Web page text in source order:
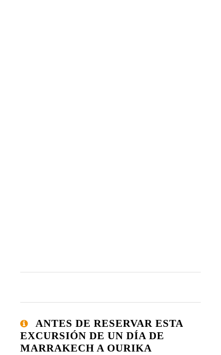
ANTES DE RESERVAR ESTA
EXCURSIÓN DE UN DÍA DE
MARRAKECH A OURIKA